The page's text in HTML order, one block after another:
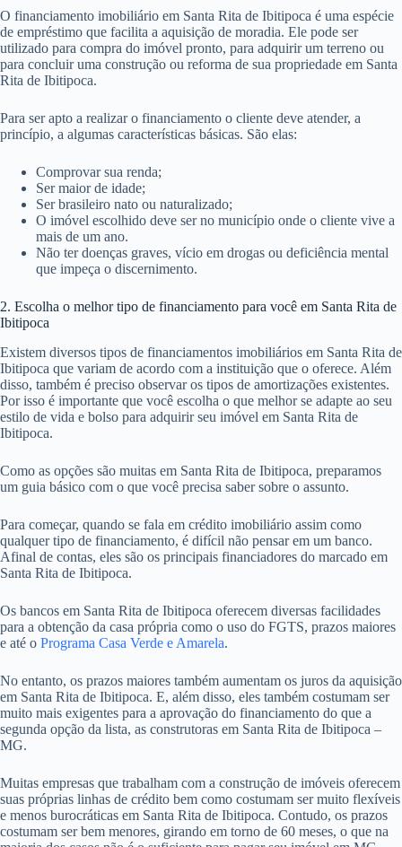
O financiamento imobiliário em Santa Rita de Ibitipoca é uma espécie
de empréstimo que facilita a aquisição de moradia. Ele pode ser
utilizado para compra do imóvel pronto, para adquirir um terreno ou
para concluir uma construção ou reforma de sua propriedade em Santa
Rita de Ibitipoca.
Para ser apto a realizar o financiamento o cliente deve atender, a
princípio, a algumas características básicas. São elas:
Comprovar sua renda;
Ser maior de idade;
Ser brasileiro nato ou naturalizado;
O imóvel escolhido deve ser no município onde o cliente vive a
mais de um ano.
Não ter doenças graves, vício em drogas ou deficiência mental
que impeça o discernimento.
2. Escolha o melhor tipo de financiamento para você em Santa Rita de
Ibitipoca
Existem diversos tipos de financiamentos imobiliários em Santa Rita de
Ibitipoca que variam de acordo com a instituição que o oferece. Além
disso, também é preciso observar os tipos de amortizações existentes.
Por isso é importante que você escolha o que melhor se adapte ao seu
estilo de vida e bolso para adquirir seu imóvel em Santa Rita de
Ibitipoca.
Como as opções são muitas em Santa Rita de Ibitipoca, preparamos
um guia básico com o que você precisa saber sobre o assunto.
Para começar, quando se fala em crédito imobiliário assim como
qualquer tipo de financiamento, é difícil não pensar em um banco.
Afinal de contas, eles são os principais financiadores do marcado em
Santa Rita de Ibitipoca.
Os bancos em Santa Rita de Ibitipoca oferecem diversas facilidades
para a obtenção da casa própria como o uso do FGTS, prazos maiores
e até o Programa Casa Verde e Amarela.
No entanto, os prazos maiores também aumentam os juros da aquisição
em Santa Rita de Ibitipoca. E, além disso, eles também costumam ser
muito mais exigentes para a aprovação do financiamento do que a
segunda opção da lista, as construtoras em Santa Rita de Ibitipoca –
MG.
Muitas empresas que trabalham com a construção de imóveis oferecem
suas próprias linhas de crédito bem como costumam ser muito flexíveis
e menos burocráticas em Santa Rita de Ibitipoca. Contudo, os prazos
costumam ser bem menores, girando em torno de 60 meses, o que na